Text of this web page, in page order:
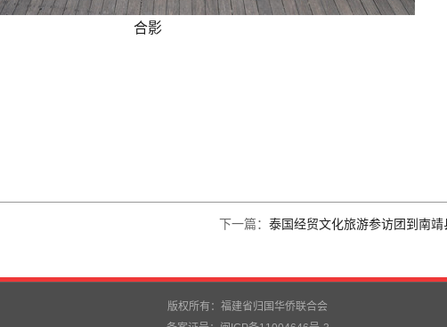
合影
下一篇： 泰国经贸文化旅游参访团到南靖
版权所有：福建省归国华侨联合会